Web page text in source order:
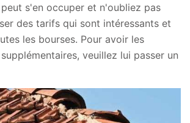
s'en occuper et n'oubliez pas
des tarifs qui sont intéressants et
les bourses. Pour avoir les
veuillez lui passer un